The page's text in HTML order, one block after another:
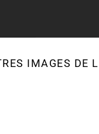
IMAGES DE